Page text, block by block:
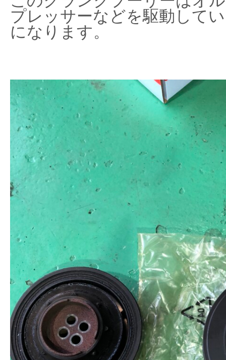
プレッサーなどを駆動して
になります。